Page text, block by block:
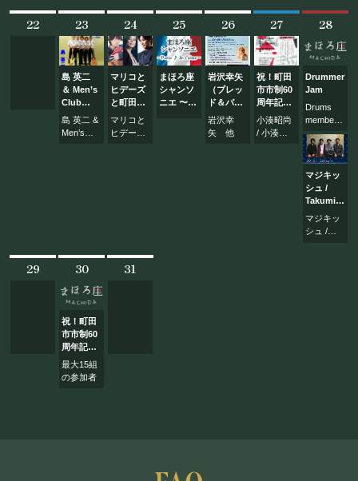
©Mahoroza. All Rights Reserved.
キラ
っぱい聴
会！」
22 23
島 英二
＆ Men’s
Club
Vol.6
島 英二 &
Men’s
24
マリコと
ヒデーズ
と町田の
ガールズ
～恋がう
まれるま
マリコと
ヒデーズ
25
まほろ座
シャンソ
ニエ 〜
26
岩沢幸矢
（ブレッ
ド＆バタ
ー）ソロ
ライブ 〜
2018
岩沢幸
矢 他
27
祝！町田
市市制60
周年記念
町田発！
にっぽん
発信プロ
小湊昭尚
/ 小湊美
28
Drummer’s
Jam
Drums
member
他
マジキッ
シュ /
Takumi
Ikeda ス
プリット
マジキッ
シュ /
29 30
祝！町田
市市制60
周年記念
まほろ座
オープン
マイクレ
最大15組
の参加者
31